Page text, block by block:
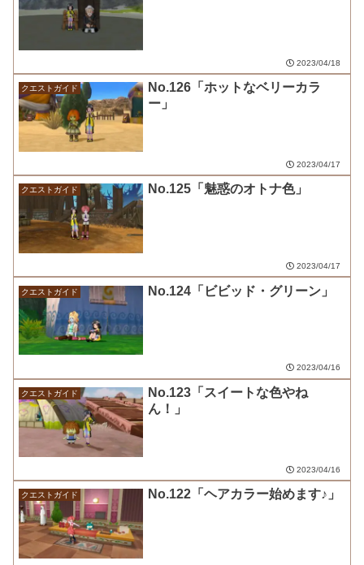
2023/04/18
クエストガイド
No.126「ホットなベリーカラ
ー」
2023/04/17
クエストガイド No.125「魅惑のオトナ色」
2023/04/17
クエストガイド No.124「ビビッド・グリーン」
2023/04/16
クエストガイド
No.123「スイートな色やね
ん！」
2023/04/16
クエストガイド No.122「ヘアカラー始めます♪」